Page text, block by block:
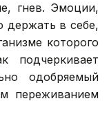
гнев. Эмоции,
держать в себе,
которого
подчеркивает
одобряемый
переживанием